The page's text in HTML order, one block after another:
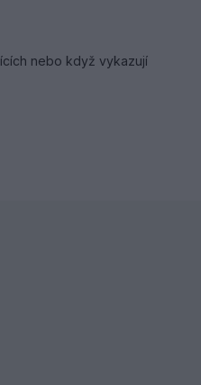
nebo když vykazují